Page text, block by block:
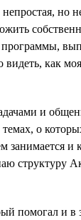
но
как
и
о
занимается и
структуру
помогал и в